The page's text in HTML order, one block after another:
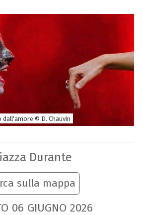
© D. Chauvin
Durante
sulla mappa
06 GIUGNO 2026